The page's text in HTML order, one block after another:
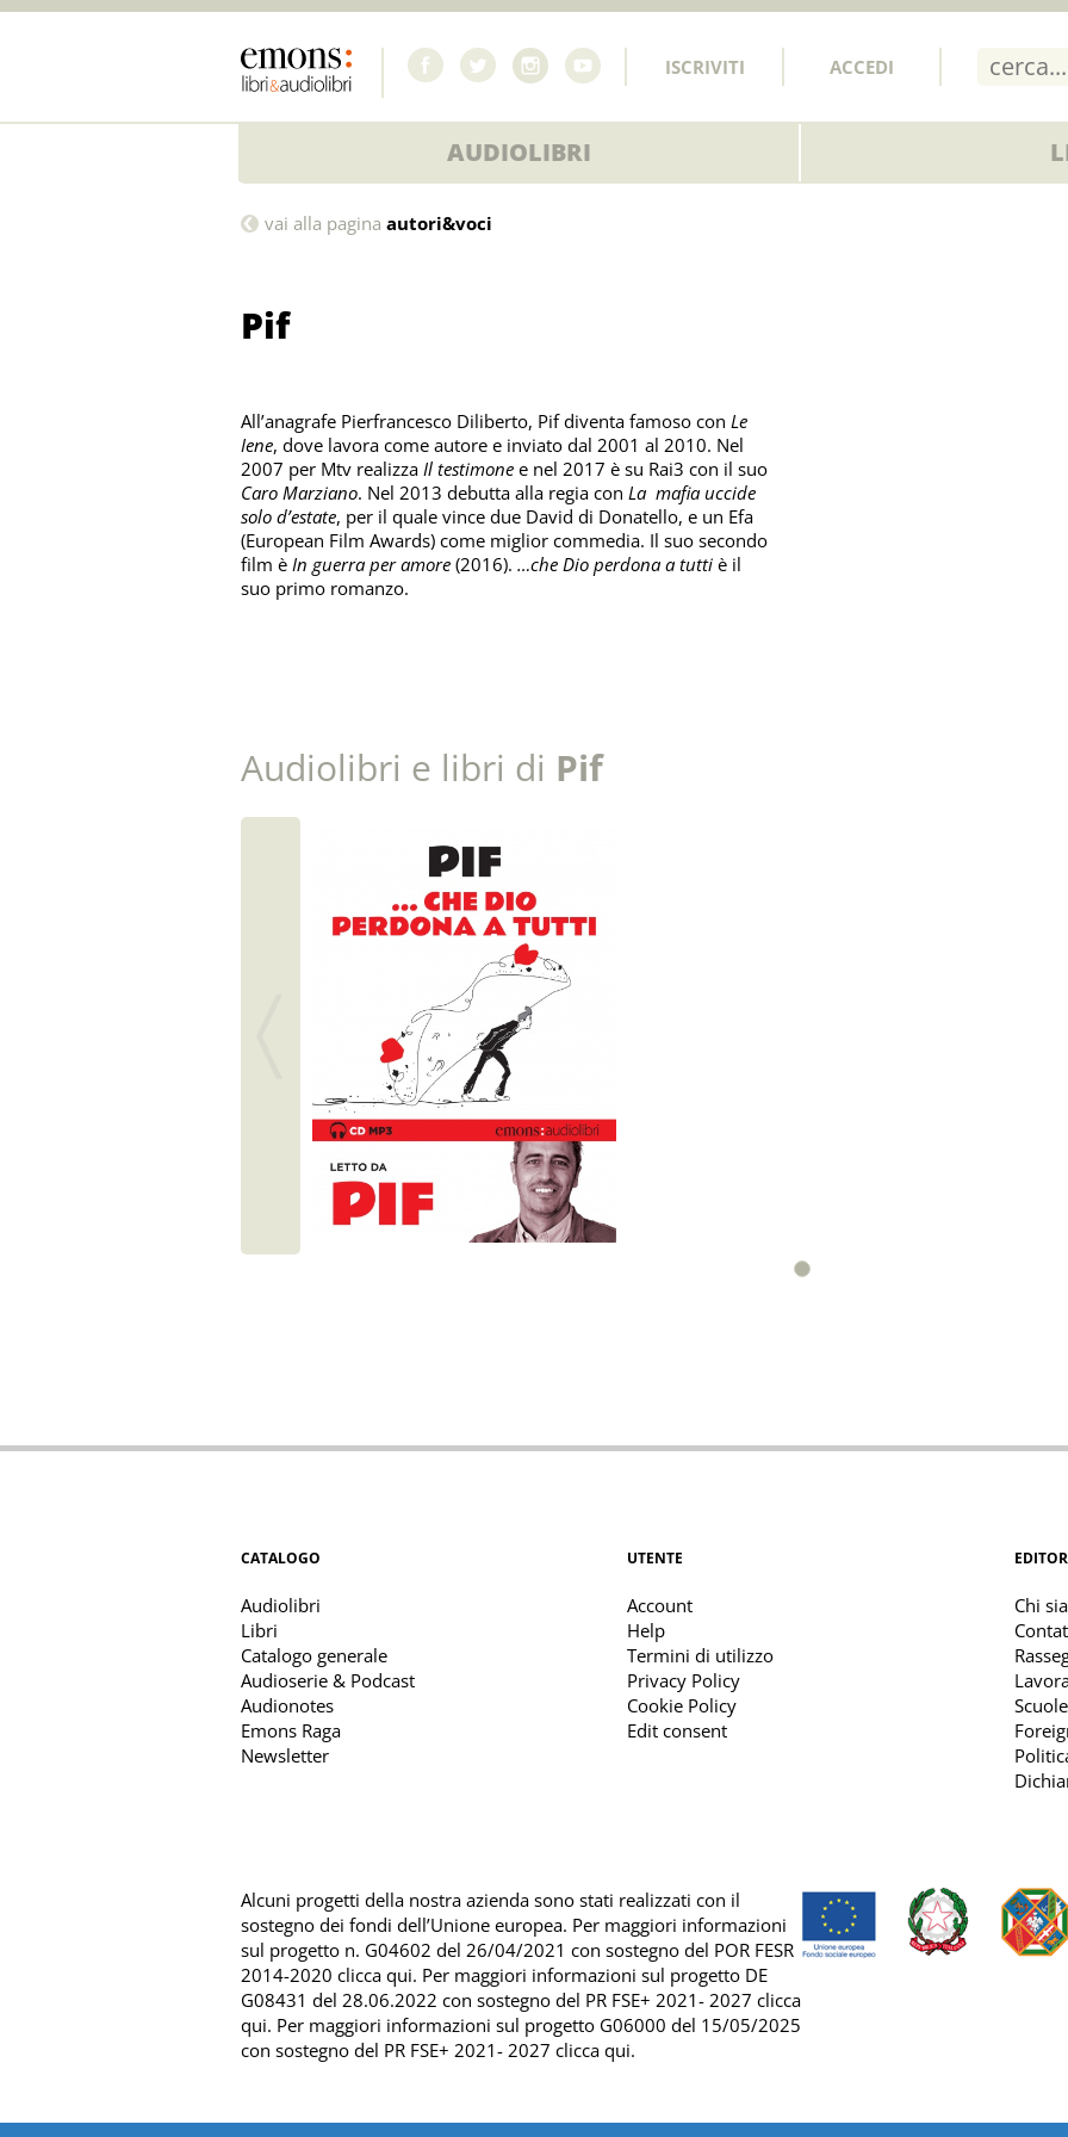
ISCRIVITI ACCEDI
AUDIOLIBRI
Pifvai alla pagina autori&voci
Pif
All’anagrafe Pierfrancesco Diliberto, Pif diventa famoso con Le
Iene, dove lavora come autore e inviato dal 2001 al 2010. Nel
2007 per Mtv realizza Il testimone e nel 2017 è su Rai3 con il suo
Caro Marziano. Nel 2013 debutta alla regia con La mafia uccide
solo d’estate, per il quale vince due David di Donatello, e un Efa
(European Film Awards) come miglior commedia. Il suo secondo
film è In guerra per amore (2016). …che Dio perdona a tutti è il
suo primo romanzo.
Audiolibri e libri di Pif
CATALOGO
Audiolibri
Libri
Catalogo generale
Audioserie & Podcast
Audionotes
Emons Raga
Newsletter
UTENTE
Account
Help
Termini di utilizzo
Privacy Policy
Cookie Policy
Edit consent
Chi
Alcuni progetti della nostra azienda sono stati realizzati con il
sostegno dei fondi dell’Unione europea. Per maggiori informazioni
sul progetto n. G04602 del 26/04/2021 con sostegno del POR FESR
2014-2020 clicca qui. Per maggiori informazioni sul progetto DE
G08431 del 28.06.2022 con sostegno del PR FSE+ 2021- 2027 clicca
qui. Per maggiori informazioni sul progetto G06000 del 15/05/2025
con sostegno del PR FSE+ 2021- 2027 clicca qui.